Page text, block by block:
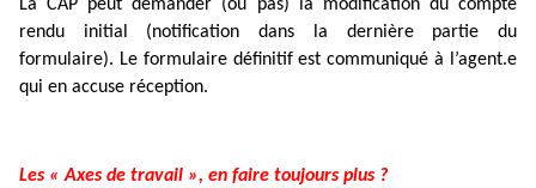
La CAP peut demander (ou pas) la modification du compte
rendu initial (notification dans la dernière partie du
formulaire). Le formulaire définitif est communiqué à l’agent.e
qui en accuse réception.
Les « Axes de travail », en faire toujours plus ?